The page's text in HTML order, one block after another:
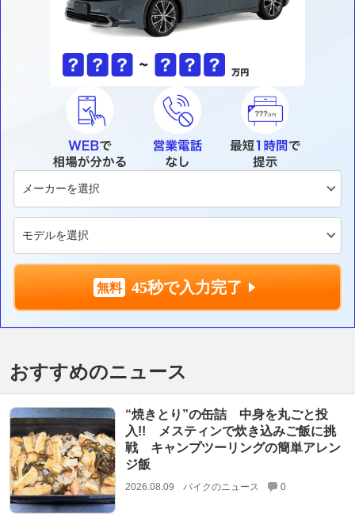
45秒で入力完了
おすすめのニュース
“焼きとり”の缶詰 中身を丸ごと投
入!! メスティンで炊き込みご飯に挑
戦 キャンプツーリングの簡単アレン
ジ飯
2026.08.09 バイクのニュース 0